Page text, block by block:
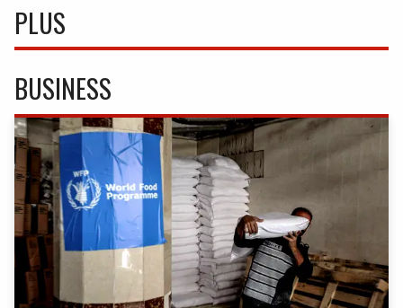
PLUS
BUSINESS